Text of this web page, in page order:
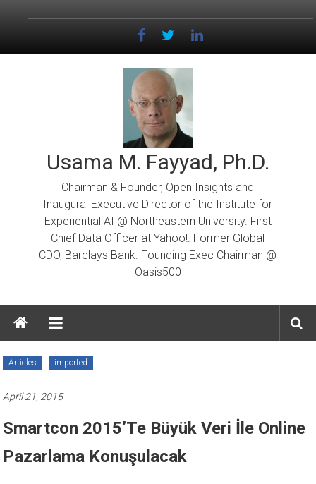
Usama M. Fayyad, Ph.D.
Chairman & Founder, Open Insights and
Inaugural Executive Director of the Institute for
Experiential AI @ Northeastern University. First
Chief Data Officer at Yahoo!. Former Global
CDO, Barclays Bank. Founding Exec Chairman @
Oasis500
Articles imported
April 21, 2015
Smartcon 2015’te Büyük Veri İle Online
Pazarlama Konuşulacak